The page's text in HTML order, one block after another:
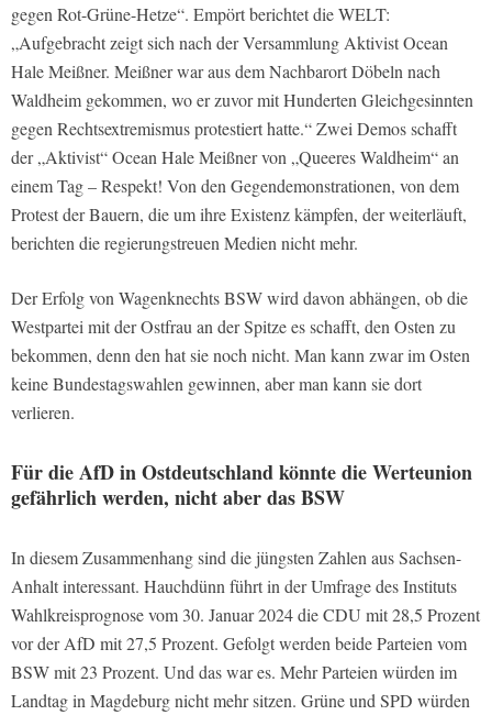
gegen Rot-Grüne-Hetze“. Empört berichtet die WELT:
„Aufgebracht zeigt sich nach der Versammlung Aktivist Ocean
Hale Meißner. Meißner war aus dem Nachbarort Döbeln nach
Waldheim gekommen, wo er zuvor mit Hunderten Gleichgesinnten
gegen Rechtsextremismus protestiert hatte.“ Zwei Demos schafft
der „Aktivist“ Ocean Hale Meißner von „Queeres Waldheim“ an
einem Tag – Respekt! Von den Gegendemonstrationen, von dem
Protest der Bauern, die um ihre Existenz kämpfen, der weiterläuft,
berichten die regierungstreuen Medien nicht mehr.
Der Erfolg von Wagenknechts BSW wird davon abhängen, ob die
Westpartei mit der Ostfrau an der Spitze es schafft, den Osten zu
bekommen, denn den hat sie noch nicht. Man kann zwar im Osten
keine Bundestagswahlen gewinnen, aber man kann sie dort
verlieren.
Für die AfD in Ostdeutschland könnte die Werteunion
gefährlich werden, nicht aber das BSW
In diesem Zusammenhang sind die jüngsten Zahlen aus Sachsen-
Anhalt interessant. Hauchdünn führt in der Umfrage des Instituts
Wahlkreisprognose vom 30. Januar 2024 die CDU mit 28,5 Prozent
vor der AfD mit 27,5 Prozent. Gefolgt werden beide Parteien vom
BSW mit 23 Prozent. Und das war es. Mehr Parteien würden im
Landtag in Magdeburg nicht mehr sitzen. Grüne und SPD würden